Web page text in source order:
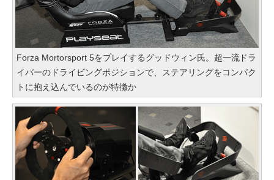
Forza Mortorsport 5をプレイするグッドウィン氏。超一流ドラ
イバーのドライビングポジションで、ステアリングをコンパク
トに抱え込んでいるのが特徴か